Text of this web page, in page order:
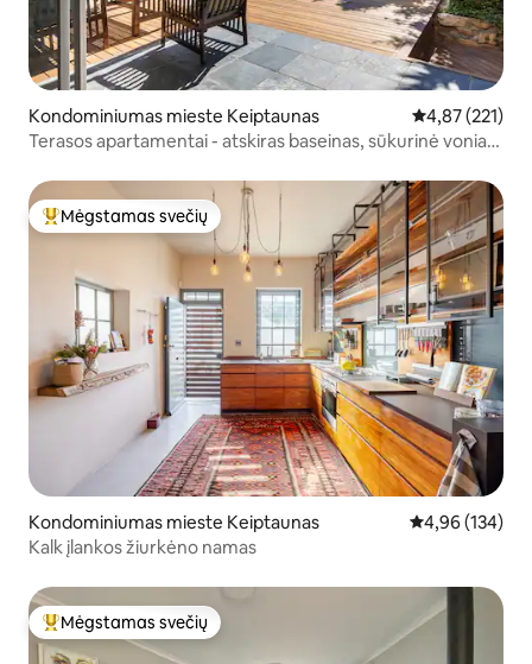
Kondominiumas mieste Keiptaunas Vidutinis
4,87 (221)
Terasos apartamentai - atskiras baseinas, sūkurinė vonia,
Svečių mėgstamiausias
Mėgstamas svečių
Kondominiumas mieste Keiptaunas Vidutinis
4,96 (134)
Kalk įlankos žiurkėno namas
Svečių mėgstamiausias
Mėgstamas svečių